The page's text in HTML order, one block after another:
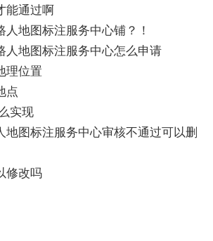
能通过啊
地图标注服务中心铺？！
人地图标注服务中心怎么申请
理位置
点
实现
地图标注服务中心审核不通过可以删
修改吗